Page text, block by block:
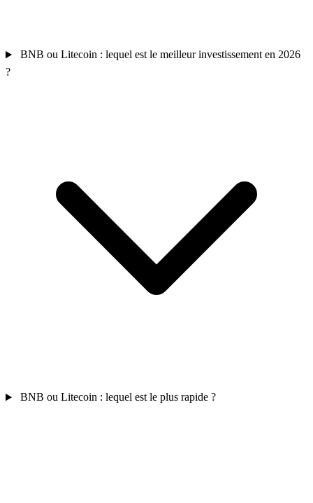
BNB ou Litecoin : lequel est le meilleur investissement en 2026
?
BNB ou Litecoin : lequel est le plus rapide ?